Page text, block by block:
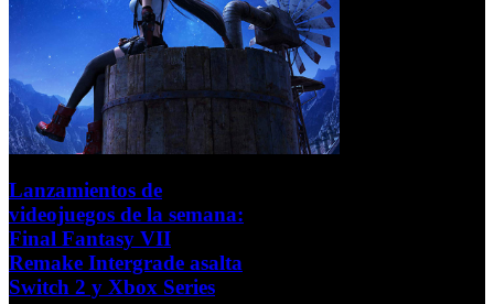
Lanzamientos de
videojuegos de la semana:
Final Fantasy VII
Remake Intergrade asalta
Switch 2 y Xbox Series